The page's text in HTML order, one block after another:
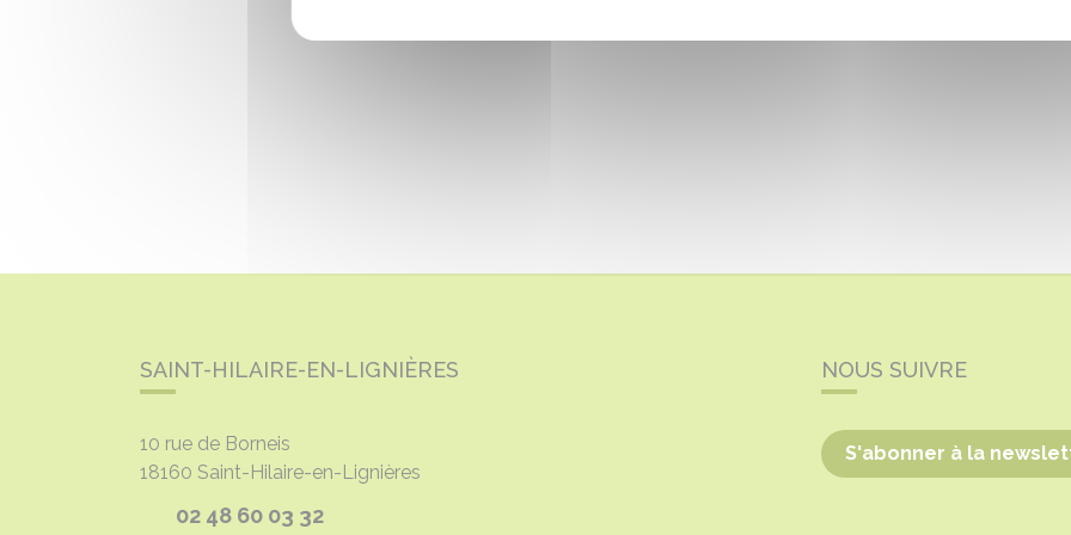
SAINT-HILAIRE-EN-LIGNIÈRES
10 rue de Borneis
18160 Saint-Hilaire-en-Lignières
02 48 60 03 32
NOUS SUIVRE
S'abonner à la